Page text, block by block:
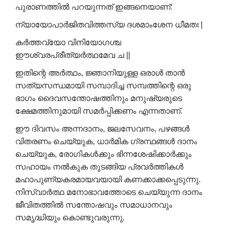
പുരാണത്തിൽ പറയുന്നത് ഇങ്ങനെയാണ്:
ന്യായോപാർജിതവിത്തസ്യ ദശമാംശേന ധീമതഃ |
കർത്തവ്യോ വിനിയോഗശ്ച
ഈശ്വരപ്രീത്യർത്ഥമേവ ച ||
ഇതിന്റെ അർത്ഥം, ജ്ഞാനിയുള്ള ഒരാൾ താൻ
സത്യസന്ധമായി സമ്പാദിച്ച സമ്പത്തിന്റെ ഒരു
ഭാഗം ദൈവസന്തോഷത്തിനും മനുഷ്യരുടെ
ക്ഷേമത്തിനുമായി സമർപ്പിക്കണം എന്നതാണ്.
ഈ ദിവസം അന്നദാനം, ജലസേവനം, പഴങ്ങൾ
വിതരണം ചെയ്യുക, ധാർമിക ഗ്രന്ഥങ്ങൾ ദാനം
ചെയ്യുക, രോഗികൾക്കും ഭിന്നശേഷിക്കാർക്കും
സഹായം നൽകുക തുടങ്ങിയ പ്രവർത്തികൾ
മഹാപുണ്യകരമായവയായി കണക്കാക്കപ്പെടുന്നു.
നിസ്വാർത്ഥ മനോഭാവത്തോടെ ചെയ്യുന്ന ദാനം
ജീവിതത്തിൽ സന്തോഷവും സമാധാനവും
സമൃദ്ധിയും കൊണ്ടുവരുന്നു.